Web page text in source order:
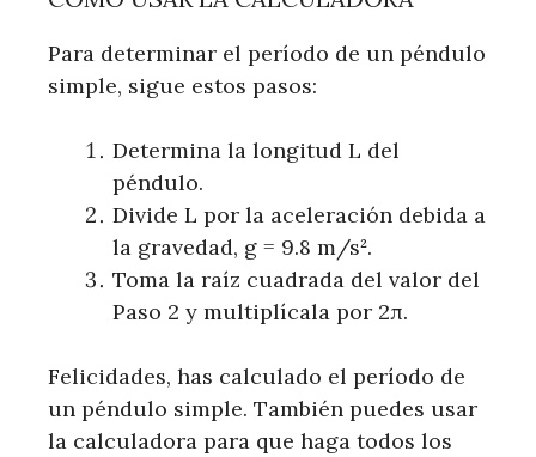
Para determinar el período de un péndulo
simple, sigue estos pasos:
Determina la longitud L del
péndulo.
Divide L por la aceleración debida a
la gravedad, g = 9.8 m/s².
Toma la raíz cuadrada del valor del
Paso 2 y multiplícala por 2π.
Felicidades, has calculado el período de
un péndulo simple. También puedes usar
la calculadora para que haga todos los